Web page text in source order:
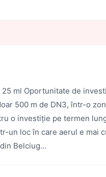
ml Oportunitate de
500 m de DN3, într-o
o investiție pe termen
un loc în care aerul e mai
Belciug...